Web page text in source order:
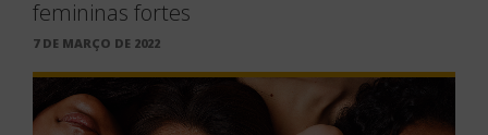
femininas fortes
PUBLICADO
7 DE MARÇO DE 2022